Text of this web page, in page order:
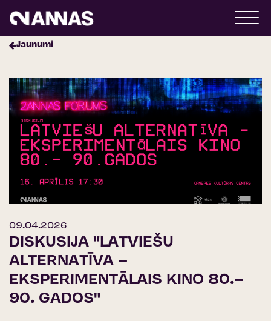
Jaunumi
09.04.2026
DISKUSIJA "LATVIEŠU
ALTERNATĪVA –
EKSPERIMENTĀLAIS KINO 80.–
90. GADOS"